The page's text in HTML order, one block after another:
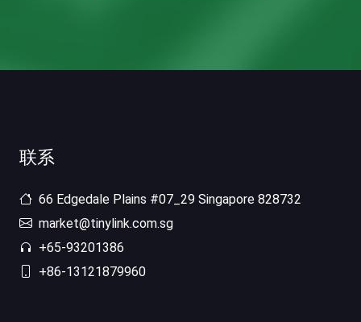
联系
66 Edgedale Plains #07_29 Singapore 828732
market@tinylink.com.sg
+65-93201386
+86-13121879960